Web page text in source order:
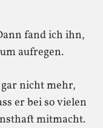
fand ich ihn,
aufregen.
nicht mehr,
er bei so vielen
mitmacht.